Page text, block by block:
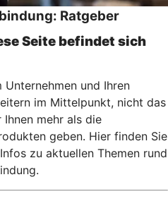
Ratgeber
Seite befindet sich
Unternehmen und Ihren
im Mittelpunkt, nicht das
mehr als die
geben. Hier finden Sie
zu aktuellen Themen rund